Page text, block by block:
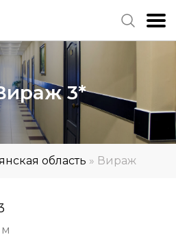
3*
область » Вираж
м